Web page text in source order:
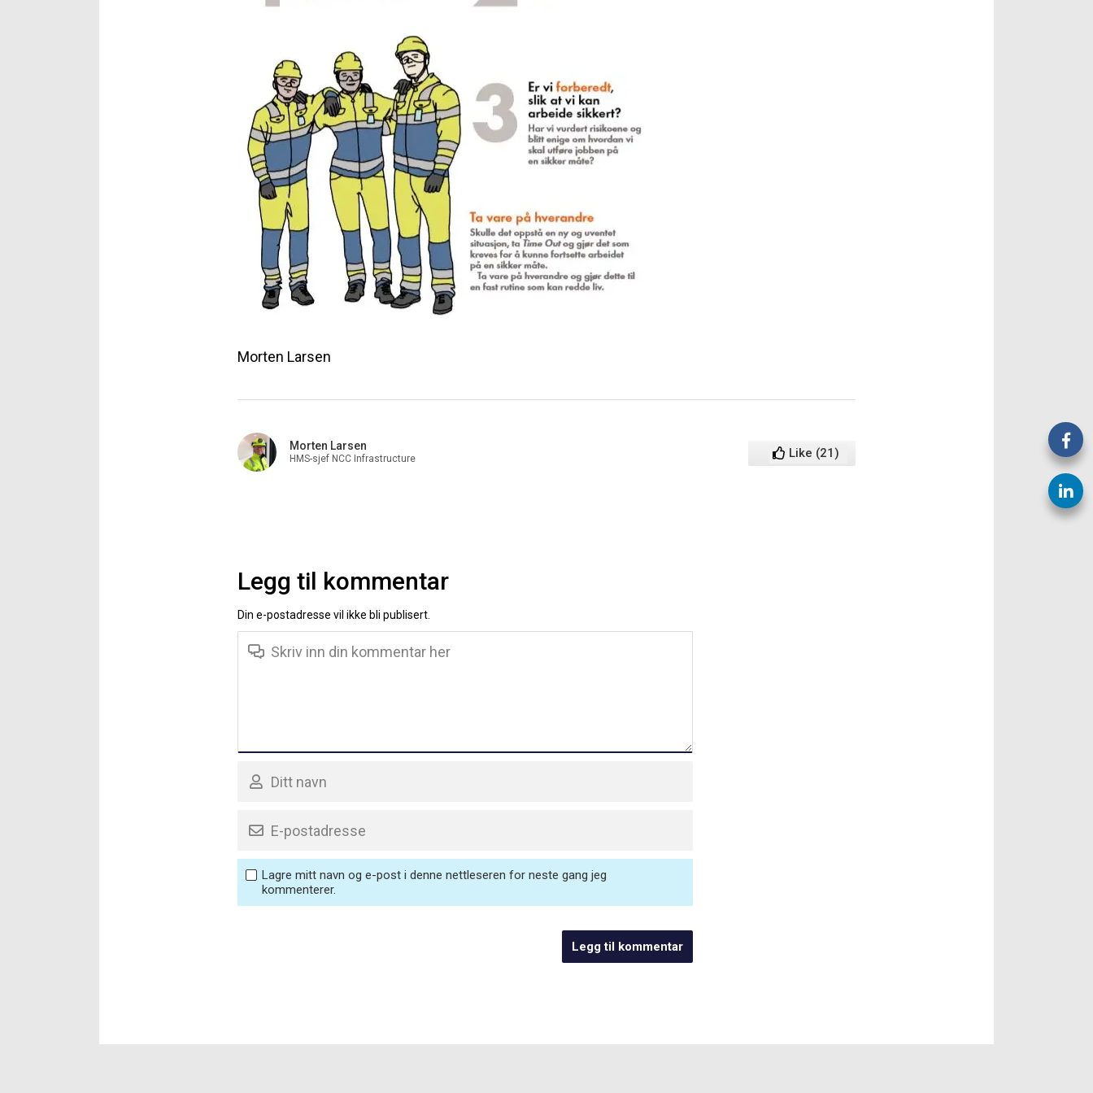
Morten Larsen
Morten Larsen
HMS-sjef NCC Infrastructure Like (21 )
Legg til kommentar
Din e-postadresse vil ikke bli publisert.
Lagre mitt navn og e-post i denne nettleseren for neste gang jeg
kommenterer.